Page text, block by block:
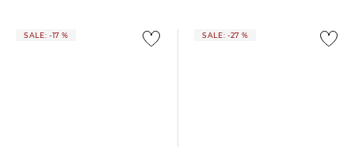
SALE: -17 % SALE: -27 %